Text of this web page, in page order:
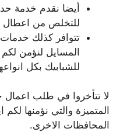
أيضا نقدم خدمة
للتخلص من اعطال
تتوافر كذلك
المسايل لنؤمن لكم
للشبابيك بكل
لا تتأخروا في طلب اعمال
المتميزة والتي نؤمنها
المحافظات الاخرى.